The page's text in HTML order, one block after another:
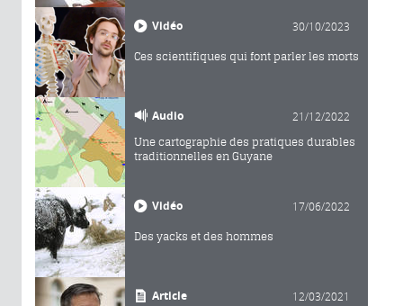
Vidéo 30/10/2023
Ces scientifiques qui font parler les morts
Audio 21/12/2022
Une cartographie des pratiques durables
traditionnelles en Guyane
Vidéo 17/06/2022
Des yacks et des hommes
Article 12/03/2021